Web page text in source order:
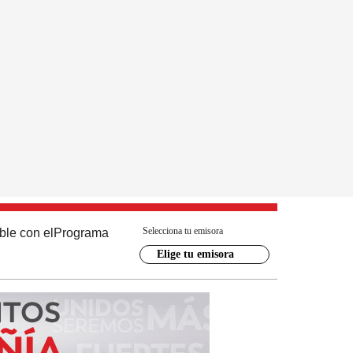
con el Programa Selecciona tu emisora
Elige tu emisora